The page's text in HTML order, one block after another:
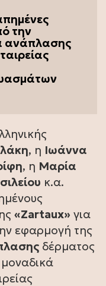
την
ανάπλασης
, η Ιωάννα
, η Μαρία
κ.α.
«Zartaux» για
εφαρμογή της
δέρματος